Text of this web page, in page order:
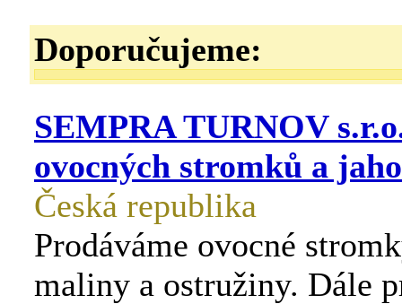
Doporučujeme:
SEMPRA TURNOV
ovocných stromků a
Česká republika
Prodáváme ovocné
maliny a ostružiny. Dále